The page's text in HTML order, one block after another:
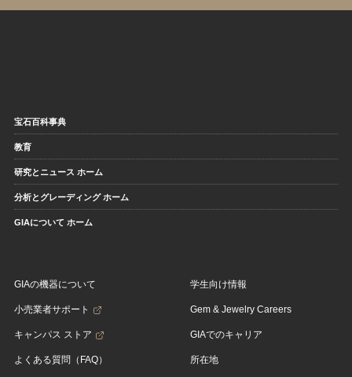
宝石百科事典
教育
研究とニュース ホーム
分析とグレーディング ホーム
GIAについて ホーム
GIAの機器について
小売業者サポート
キャンパス ストア
よくある質問（FAQ）
学生向け情報
Gem & Jewelry Careers
GIAでのキャリア
所在地